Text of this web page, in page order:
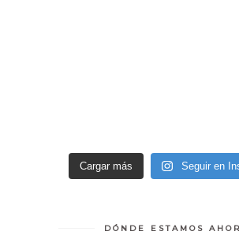
Cargar más Seguir en
DÓNDE ESTAMOS